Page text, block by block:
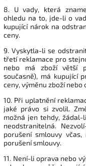
8. U vady, která
ohledu na to, jde-li o
kupující nárok na
ceny.
9. Vyskytla-li se
třetí reklamace pro
nebo má zboží větší
současně), má kupující
ceny, výměnu zboží
10. Při uplatnění
jaké právo si zvolil.
možná jen tehdy,
neodstranitelná.
porušení smlouvy
porušení smlouvy.
11. Není-li oprava nebo